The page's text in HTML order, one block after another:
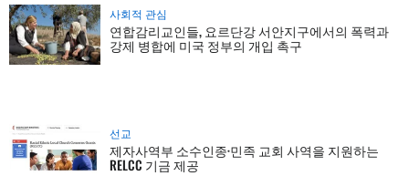
사회적 관심
연합감리교인들, 요르단강 서안지구에서의 폭력과
강제 병합에 미국 정부의 개입 촉구
선교
제자사역부 소수인종·민족 교회 사역을 지원하는
RELCC 기금 제공